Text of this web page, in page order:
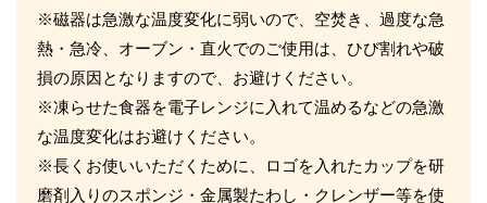
※磁器は急激な温度変化に弱いので、空焚き、過度な急
熱・急冷、オーブン・直火でのご使用は、ひび割れや破
損の原因となりますので、お避けください。
※凍らせた食器を電子レンジに入れて温めるなどの急激
な温度変化はお避けください。
※長くお使いいただくために、ロゴを入れたカップを研
磨剤入りのスポンジ・金属製たわし・クレンザー等を使